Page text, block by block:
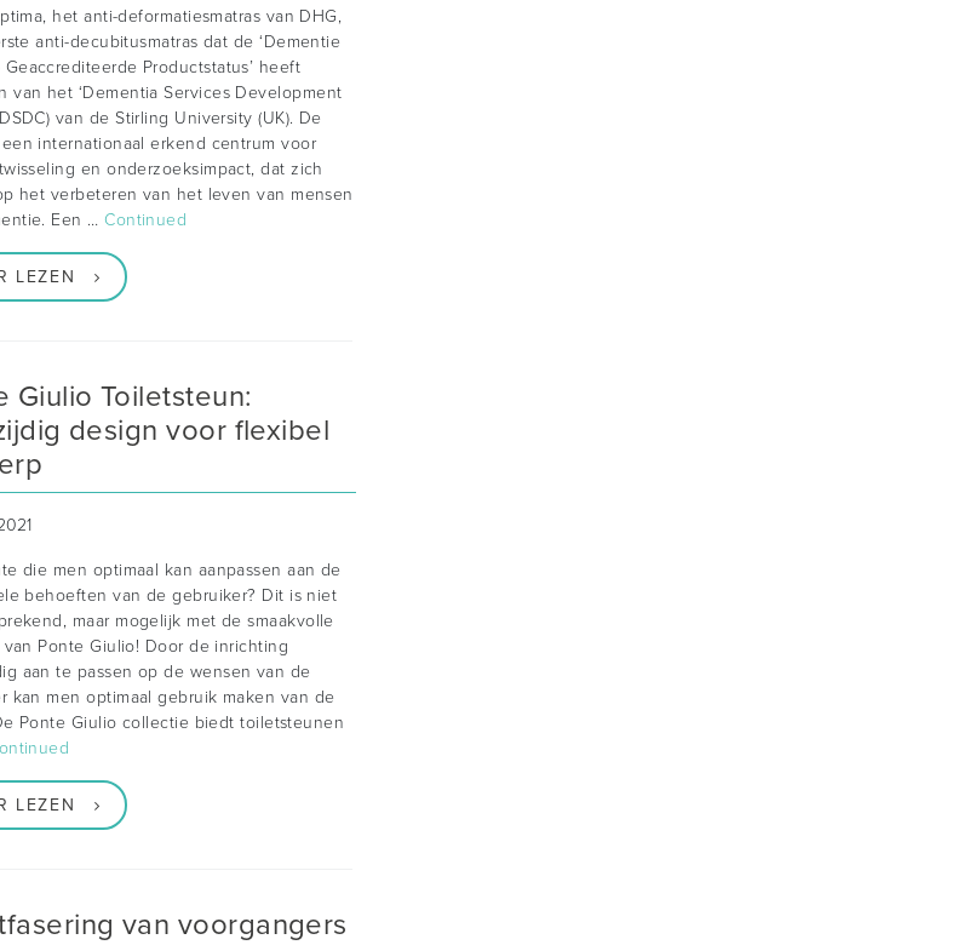
het anti-deformatiesmatras van DHG,
anti-decubitusmatras dat de ‘Dementie
Productstatus’ heeft
van het ‘Dementia Services Development
van de Stirling University (UK). De
een internationaal erkend centrum voor
en onderzoeksimpact, dat zich
het verbeteren van het leven van mensen
Een …Continued
LEZEN
Giulio Toiletsteun:
design voor flexibel
die men optimaal kan aanpassen aan de
behoeften van de gebruiker? Dit is niet
maar mogelijk met de smaakvolle
Ponte Giulio! Door de inrichting
aan te passen op de wensen van de
kan men optimaal gebruik maken van de
Ponte Giulio collectie biedt toiletsteunen
LEZEN
van voorgangers